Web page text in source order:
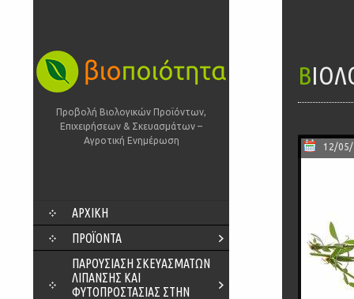
Προβολή Βιολογικών Προϊόντων,
Επιχειρήσεων & Σκευασμάτων –
Αγροτική Ενημέρωση
SKIP
CONTENT
ΑΡΧΙΚΗ
ΠΡΟΪΌΝΤΑ
ΠΑΡΟΥΣΊΑΣΗ ΣΚΕΥΑΣΜΆΤΩΝ
ΛΊΠΑΝΣΗΣ ΚΑΙ
ΦΥΤΟΠΡΟΣΤΑΣΊΑΣ ΣΤΗΝ
12/05/